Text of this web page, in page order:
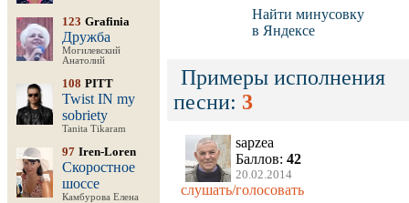
123 Grafinia
Дружба
Могилевский
Анатолий
108 PITT
Twist IN my
sobriety
Tanita Tikaram
97 Iren-Loren
Скоростное
шоссе
Камбурова Елена
Найти минусовку
в Яндексе
Примеры исполнения
песни: 3
sapzea
Баллов: 42
20.02.2014
слушать/голосовать